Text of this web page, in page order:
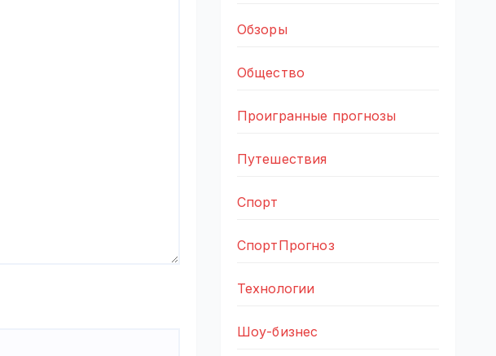
Обзоры
Общество
Проигранные прогнозы
Путешествия
Спорт
СпортПрогноз
Технологии
Шоу-бизнес